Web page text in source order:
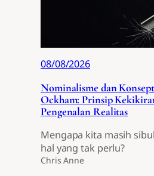
08/08/2026
Nominalisme dan
Ockham: Prinsip
Pengenalan Realitas
Mengapa kita masih
hal yang tak perlu?
Chris Anne